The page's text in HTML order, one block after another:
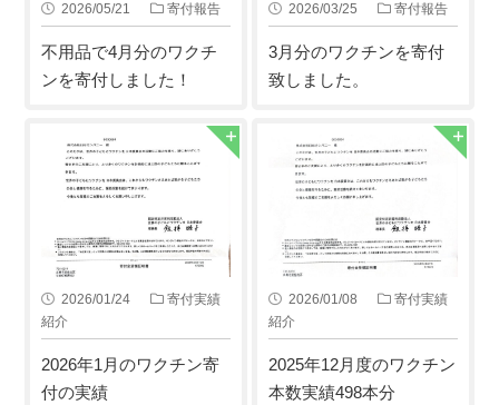
2026/05/21 寄付報告
不用品で4月分のワクチ
ンを寄付しました！
2026/03/25 寄付報告
3月分のワクチンを寄付
致しました。
2026/01/24
寄付実績
紹介
2026年1月のワクチン寄
付の実績
2026/01/08
寄付実績
紹介
2025年12月度のワクチン
本数実績498本分